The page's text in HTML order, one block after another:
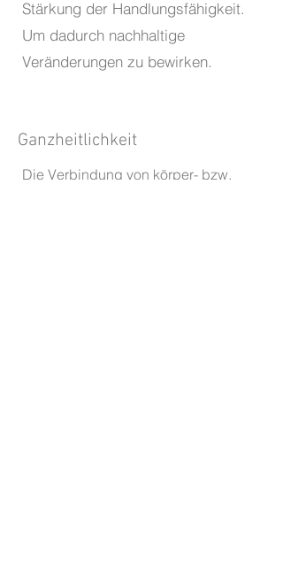
Stärkung der Handlungsfähigkeit.
Um dadurch nachhaltige
Veränderungen zu bewirken.
Ganzheitlichkeit
Die Verbindung von körper- bzw.